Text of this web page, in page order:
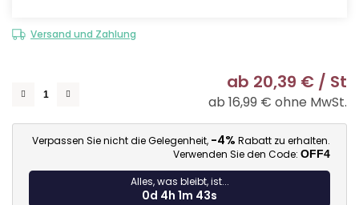
Versand und Zahlung
ab 20,39 € / St
ab 16,99 € ohne MwSt.
Verpassen Sie nicht die Gelegenheit, -4% Rabatt zu erhalten.
Verwenden Sie den Code: OFF4
Alles, was bleibt, ist...
0d 4h 1m 42s